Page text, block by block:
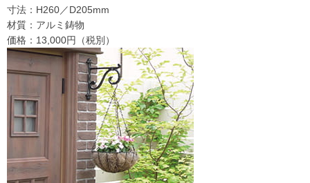
寸法：H260／D205mm
材質：アルミ鋳物
価格：13,000円（税別）